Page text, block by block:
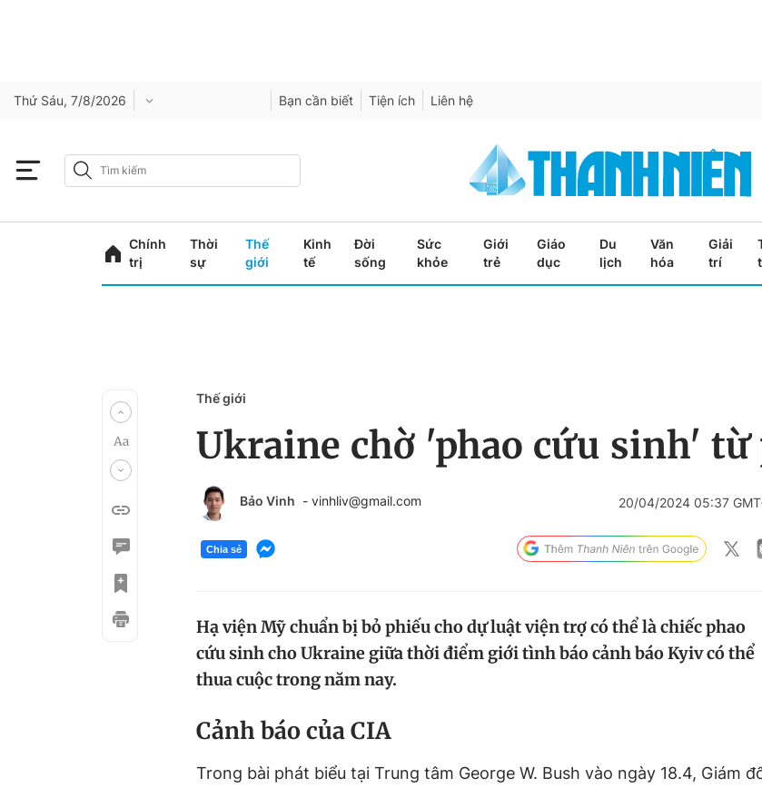
Thứ Sáu, 7/8/2026 Bạn cần biết Tiện ích Liên hệ
Chính
trị
Thời
sự
Thế
giới
Kinh
tế
Đời
sống
Sức
khỏe
Giới
trẻ
Giáo
dục
Du
lịch
Văn
hóa
Giải
trí
Thế giới
Ukraine chờ 'phao cứu sinh' từ
Bảo Vinh - vinhliv@gmail.com 20/04/2024 05:37
Chia sẻ
Hạ viện Mỹ chuẩn bị bỏ phiếu cho dự luật viện trợ có thể là chiếc phao
cứu sinh cho Ukraine giữa thời điểm giới tình báo cảnh báo Kyiv có thể
thua cuộc trong năm nay.
Cảnh báo của CIA
Trong bài phát biểu tại Trung tâm George W. Bush vào ngày 18.4, Giám